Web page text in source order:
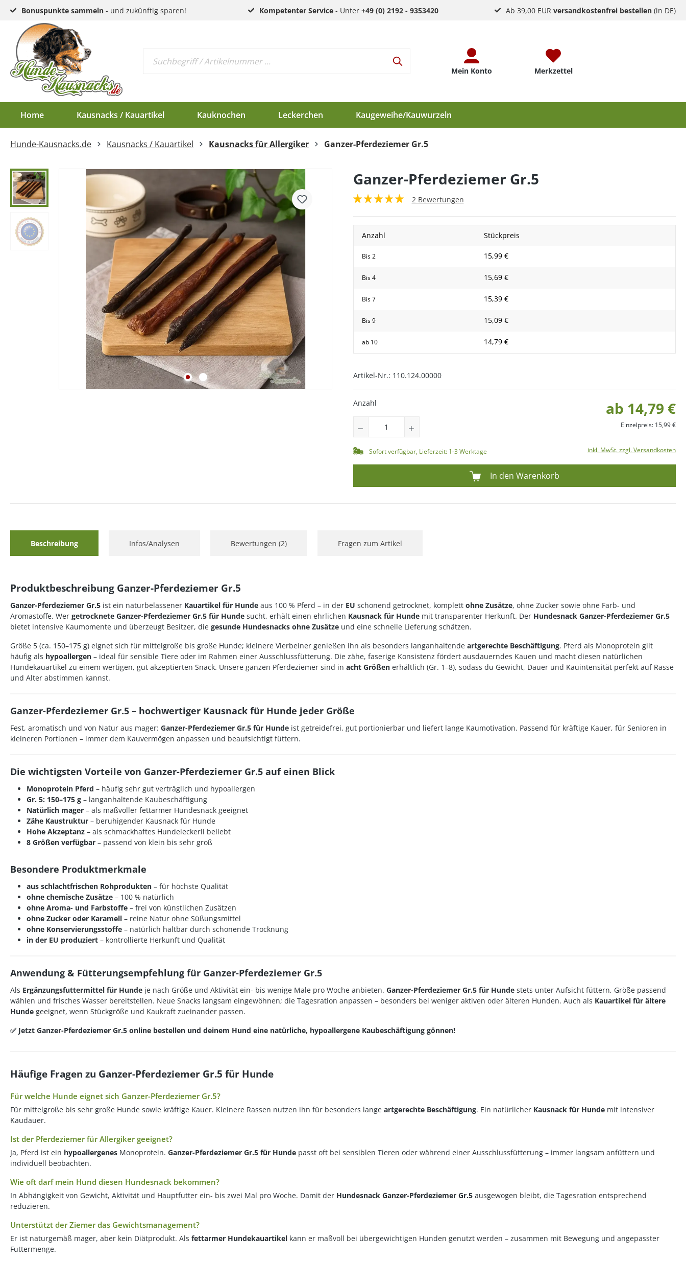
Bonuspunkte sammeln - und zukünftig sparen! Kompetenter Service- Unter +49 (0) 2192 - 9353420 Ab 39,00 EURversandkostenfrei bestellen (in DE)
Mein Konto Merkzettel
Home Kausnacks / Kauartikel Kauknochen Leckerchen Kaugeweihe/Kauwurzeln
Schlund & Dörrfleisch
Kopfhaut & Haut
Sehnen
Ziemer
Ohren
Strossen
Fleisch
Lunge
Pansen & Lunge
Leber & Herz
Schwanz & Ochsenschwanz
Nasen
Maul & Lefzen
Knochen & Beine
Kauknochen EU-Ware
Kauknochen Standard
Endloswürstchen
Mini-Würstchen
Kaugeweihe Half
Dam-Schäufle
Hirschgeweih-Rosetten
Hunde-Kausnacks.de Kausnacks / Kauartikel Kausnacks für Allergiker Ganzer-Pferdeziemer Gr.5
Ganzer-Pferdeziemer Gr.5
2 Bewertungen
Anzahl Stückpreis
Bis2 15,99 €
Bis4 15,69 €
Bis7 15,39 €
Bis9 15,09 €
ab 10 14,79 €
Artikel-Nr.: 110.124.00000
Anzahl ab 14,79 €
Einzelpreis: 15,99 €
Sofort verfügbar, Lieferzeit: 1-3 Werktage inkl. MwSt. zzgl. Versandkosten
In den Warenkorb
Beschreibung Infos/Analysen Bewertungen (2) Fragen zum Artikel
Produktbeschreibung Ganzer-Pferdeziemer Gr.5
Ganzer-Pferdeziemer Gr.5 ist ein naturbelassener Kauartikel für Hunde aus 100 % Pferd – in der EU schonend getrocknet, komplett ohne Zusätze, ohne Zucker sowie ohne Farb- und
Aromastoffe. Wer getrocknete Ganzer-Pferdeziemer Gr.5 für Hunde sucht, erhält einen ehrlichen Kausnack für Hunde mit transparenter Herkunft. Der Hundesnack Ganzer-Pferdeziemer Gr.5
bietet intensive Kaumomente und überzeugt Besitzer, die gesunde Hundesnacks ohne Zusätze und eine schnelle Lieferung schätzen.
Größe 5 (ca. 150–175 g) eignet sich für mittelgroße bis große Hunde; kleinere Vierbeiner genießen ihn als besonders langanhaltende artgerechte Beschäftigung. Pferd als Monoprotein gilt
häufig als hypoallergen – ideal für sensible Tiere oder im Rahmen einer Ausschlussfütterung. Die zähe, faserige Konsistenz fördert ausdauerndes Kauen und macht diesen natürlichen
Hundekauartikel zu einem wertigen, gut akzeptierten Snack. Unsere ganzen Pferdeziemer sind in acht Größen erhältlich (Gr. 1–8), sodass du Gewicht, Dauer und Kauintensität perfekt auf Rasse
und Alter abstimmen kannst.
Ganzer-Pferdeziemer Gr.5 – hochwertiger Kausnack für Hunde jeder Größe
Fest, aromatisch und von Natur aus mager: Ganzer-Pferdeziemer Gr.5 für Hunde ist getreidefrei, gut portionierbar und liefert lange Kaumotivation. Passend für kräftige Kauer, für Senioren in
kleineren Portionen – immer dem Kauvermögen anpassen und beaufsichtigt füttern.
Die wichtigsten Vorteile von Ganzer-Pferdeziemer Gr.5 auf einen Blick
Monoprotein Pferd – häufig sehr gut verträglich und hypoallergen
Gr. 5: 150–175 g – langanhaltende Kaubeschäftigung
Natürlich mager – als maßvoller fettarmer Hundesnack geeignet
Zähe Kaustruktur – beruhigender Kausnack für Hunde
Hohe Akzeptanz – als schmackhaftes Hundeleckerli beliebt
8 Größen verfügbar – passend von klein bis sehr groß
Besondere Produktmerkmale
aus schlachtfrischen Rohprodukten – für höchste Qualität
ohne chemische Zusätze – 100 % natürlich
ohne Aroma- und Farbstoffe – frei von künstlichen Zusätzen
ohne Zucker oder Karamell – reine Natur ohne Süßungsmittel
ohne Konservierungsstoffe – natürlich haltbar durch schonende Trocknung
in der EU produziert – kontrollierte Herkunft und Qualität
Anwendung & Fütterungsempfehlung für Ganzer-Pferdeziemer Gr.5
Als Ergänzungsfuttermittel für Hunde je nach Größe und Aktivität ein- bis wenige Male pro Woche anbieten. Ganzer-Pferdeziemer Gr.5 für Hunde stets unter Aufsicht füttern, Größe passend
wählen und frisches Wasser bereitstellen. Neue Snacks langsam eingewöhnen; die Tagesration anpassen – besonders bei weniger aktiven oder älteren Hunden. Auch als Kauartikel für ältere
Hunde geeignet, wenn Stückgröße und Kaukraft zueinander passen.
✅ Jetzt Ganzer-Pferdeziemer Gr.5 online bestellen und deinem Hund eine natürliche, hypoallergene Kaubeschäftigung gönnen!
Häufige Fragen zu Ganzer-Pferdeziemer Gr.5 für Hunde
Für welche Hunde eignet sich Ganzer-Pferdeziemer Gr.5?
Für mittelgroße bis sehr große Hunde sowie kräftige Kauer. Kleinere Rassen nutzen ihn für besonders lange artgerechte Beschäftigung. Ein natürlicher Kausnack für Hunde mit intensiver
Kaudauer.
Ist der Pferdeziemer für Allergiker geeignet?
Ja, Pferd ist ein hypoallergenes Monoprotein. Ganzer-Pferdeziemer Gr.5 für Hunde passt oft bei sensiblen Tieren oder während einer Ausschlussfütterung – immer langsam anfüttern und
individuell beobachten.
Wie oft darf mein Hund diesen Hundesnack bekommen?
In Abhängigkeit von Gewicht, Aktivität und Hauptfutter ein- bis zwei Mal pro Woche. Damit der Hundesnack Ganzer-Pferdeziemer Gr.5 ausgewogen bleibt, die Tagesration entsprechend
reduzieren.
Unterstützt der Ziemer das Gewichtsmanagement?
Er ist naturgemäß mager, aber kein Diätprodukt. Als fettarmer Hundekauartikel kann er maßvoll bei übergewichtigen Hunden genutzt werden – zusammen mit Bewegung und angepasster
Futtermenge.